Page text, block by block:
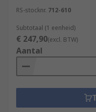
RS-stocknr. 712-610
Subtotaal (1 eenheid)
€ 247,90(excl. BTW)
Aantal